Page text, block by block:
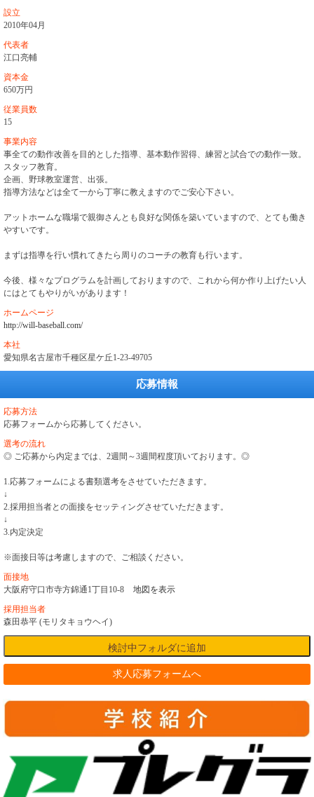
設立
2010年04月
代表者
江口亮輔
資本金
650万円
従業員数
15
事業内容
事全ての動作改善を目的とした指導、基本動作習得、練習と試合での動作一致。
スタッフ教育。
企画、野球教室運営、出張。
指導方法などは全て一から丁寧に教えますのでご安心下さい。
アットホームな職場で親御さんとも良好な関係を築いていますので、とても働き
やすいです。
まずは指導を行い慣れてきたら周りのコーチの教育も行います。
今後、様々なプログラムを計画しておりますので、これから何か作り上げたい人
にはとてもやりがいがあります！
ホームページ
http://will-baseball.com/
本社
愛知県名古屋市千種区星ケ丘1-23-49705
応募情報
応募方法
応募フォームから応募してください。
選考の流れ
◎ ご応募から内定までは、2週間～3週間程度頂いております。◎
1.応募フォームによる書類選考をさせていただきます。
↓
2.採用担当者との面接をセッティングさせていただきます。
↓
3.内定決定
※面接日等は考慮しますので、ご相談ください。
面接地
大阪府守口市寺方錦通1丁目10-8
地図を表示
採用担当者
森田恭平 (モリタキョウヘイ)
求人応募フォームへ